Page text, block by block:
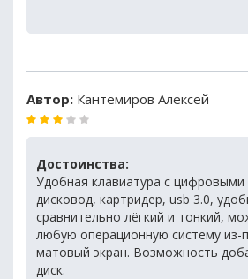
Автор: Кантемиров Алексей
Достоинства:
Удобная клавиатура с
дисковод, картридер, usb 3.0,
сравнительно лёгкий и тонкий,
любую операционную систему из-
матовый экран. Возможность
диск.